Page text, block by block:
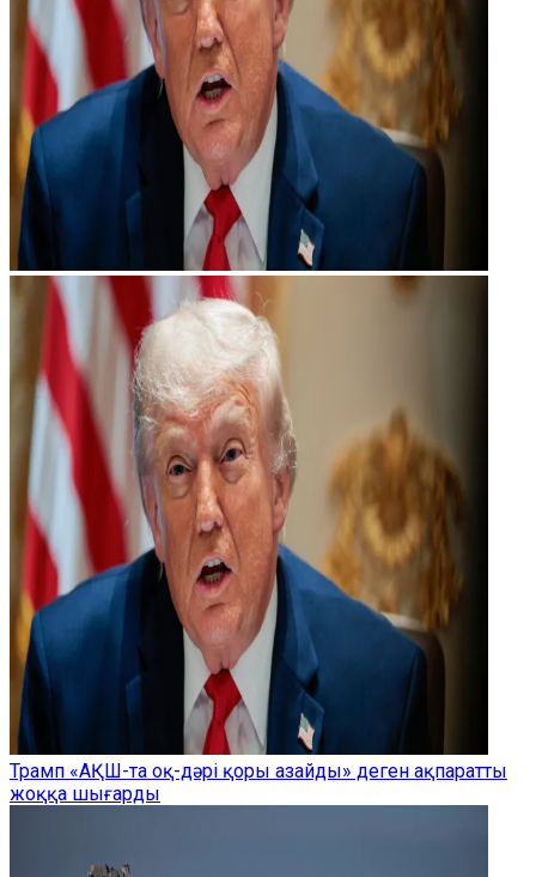
Трамп «АҚШ-та оқ-дәрі қоры азайды» деген ақпаратты
жоққа шығарды